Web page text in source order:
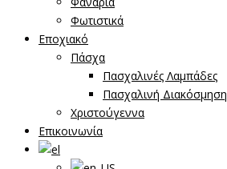
Φωτιστικά
Εποχιακό
Πάσχα
Πασχαλινές Λαμπάδες
Πασχαλινή Διακόσμηση
Χριστούγεννα
Επικοινωνία